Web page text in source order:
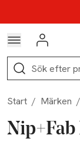
Hoppa till
Logga in
Sök
Start / Märken /